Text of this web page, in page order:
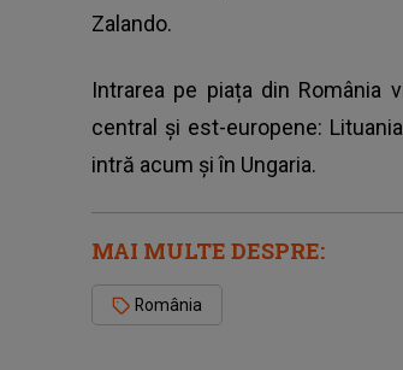
Zalando.
Intrarea pe piața din România
central și est-europene:
intră acum și în Ungaria.
MAI MULTE DESPRE:
România